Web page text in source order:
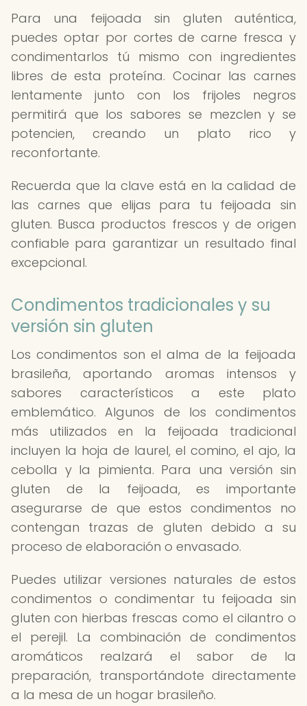
Para una feijoada sin gluten auténtica,
puedes optar por cortes de carne fresca y
condimentarlos tú mismo con ingredientes
libres de esta proteína. Cocinar las carnes
lentamente junto con los frijoles negros
permitirá que los sabores se mezclen y se
potencien, creando un plato rico y
reconfortante.
Recuerda que la clave está en la calidad de
las carnes que elijas para tu feijoada sin
gluten. Busca productos frescos y de origen
confiable para garantizar un resultado final
excepcional.
Condimentos tradicionales y su
versión sin gluten
Los condimentos son el alma de la feijoada
brasileña, aportando aromas intensos y
sabores característicos a este plato
emblemático. Algunos de los condimentos
más utilizados en la feijoada tradicional
incluyen la hoja de laurel, el comino, el ajo, la
cebolla y la pimienta. Para una versión sin
gluten de la feijoada, es importante
asegurarse de que estos condimentos no
contengan trazas de gluten debido a su
proceso de elaboración o envasado.
Puedes utilizar versiones naturales de estos
condimentos o condimentar tu feijoada sin
gluten con hierbas frescas como el cilantro o
el perejil. La combinación de condimentos
aromáticos realzará el sabor de la
preparación, transportándote directamente
a la mesa de un hogar brasileño.